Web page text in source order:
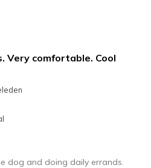
Very comfortable. Cool
dog and doing daily errands.